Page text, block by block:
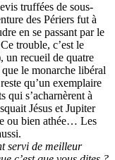
des Périers fut à
en se passant par le
trouble, c’est le
un recueil de quatre
le monarche libéral
qu’un exemplaire
qui s’acharnèrent à
Jésus et Jupiter
ou bien athée… Les
servi de meilleur